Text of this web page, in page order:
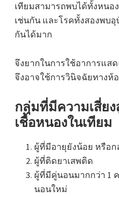
เทียมสามารถพบได้ทั้งหน
เช่นกัน และโรคทั้งสองพบ
กันได้มาก
จึงยากในการใช้อาการแส
จึงอาจใช้การวินิจฉัยทางห้
กลุ่มที่มีความเสี่ย
เชื้อหนองในเทียม
ผู้ที่มีอายุยังน้อย หรือ
ผู้ที่ติดยาเสพติด
ผู้ที่มีคู่นอนมากกว่า 1
นอนใหม่